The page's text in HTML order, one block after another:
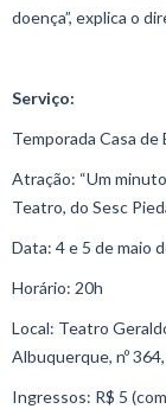
doença”, explica o
Serviço:
Temporada Casa
Atração: “Um
Teatro, do Sesc
Data: 4 e 5 de maio
Horário: 20h
Local: Teatro
Albuquerque, nº
Ingressos: R$ 5